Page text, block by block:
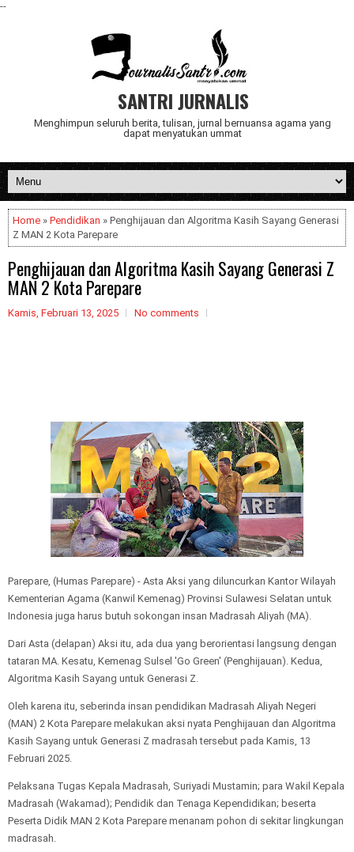
--
SANTRI JURNALIS
Menghimpun seluruh berita, tulisan, jurnal bernuansa agama yang
dapat menyatukan ummat
Home » Pendidikan » Penghijauan dan Algoritma Kasih Sayang Generasi
Z MAN 2 Kota Parepare
Penghijauan dan Algoritma Kasih Sayang Generasi Z
MAN 2 Kota Parepare
Kamis, Februari 13, 2025 No comments
Parepare, (Humas Parepare) - Asta Aksi yang diluncurkan Kantor Wilayah
Kementerian Agama (Kanwil Kemenag) Provinsi Sulawesi Selatan untuk
Indonesia juga harus butuh sokongan insan Madrasah Aliyah (MA).
Dari Asta (delapan) Aksi itu, ada dua yang berorientasi langsung dengan
tataran MA. Kesatu, Kemenag Sulsel 'Go Green' (Penghijauan). Kedua,
Algoritma Kasih Sayang untuk Generasi Z.
Oleh karena itu, seberinda insan pendidikan Madrasah Aliyah Negeri
(MAN) 2 Kota Parepare melakukan aksi nyata Penghijauan dan Algoritma
Kasih Sayang untuk Generasi Z madrasah tersebut pada Kamis, 13
Februari 2025.
Pelaksana Tugas Kepala Madrasah, Suriyadi Mustamin; para Wakil Kepala
Madrasah (Wakamad); Pendidik dan Tenaga Kependidikan; beserta
Peserta Didik MAN 2 Kota Parepare menanam pohon di sekitar lingkungan
madrasah.